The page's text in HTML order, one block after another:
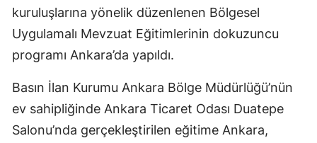
kuruluşlarına yönelik düzenlenen Bölgesel
Uygulamalı Mevzuat Eğitimlerinin dokuzuncu
programı Ankara’da yapıldı.
Basın İlan Kurumu Ankara Bölge Müdürlüğü’nün
ev sahipliğinde Ankara Ticaret Odası Duatepe
Salonu’nda gerçekleştirilen eğitime Ankara,